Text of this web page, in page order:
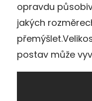
opravdu
jakých
postav může